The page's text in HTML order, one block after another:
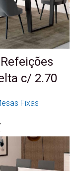
c/ 2.70
Fixas